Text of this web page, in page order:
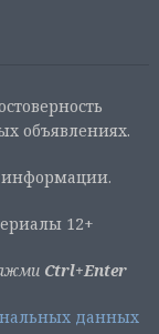
объявлениях.
информации.
12+
Ctrl+Enter
данных